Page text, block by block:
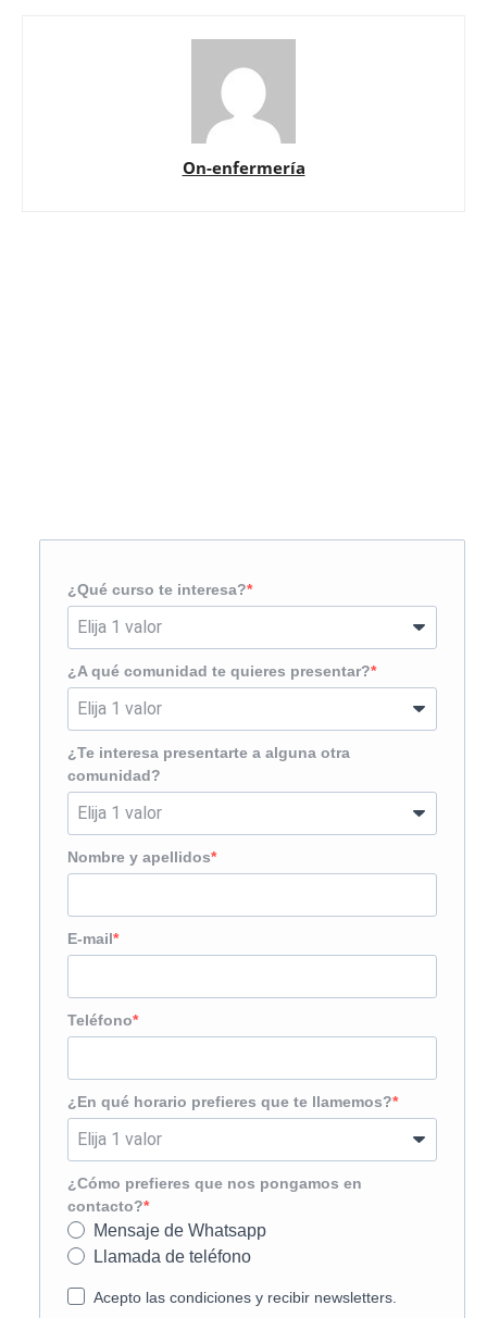
On-enfermería
¿Qué curso te interesa?
¿A qué comunidad te quieres presentar?
¿Te interesa presentarte a alguna otra
comunidad?
Nombre y apellidos
E-mail
Teléfono
¿En qué horario prefieres que te llamemos?
¿Cómo prefieres que nos pongamos en
contacto?
Mensaje de Whatsapp
Llamada de teléfono
Acepto las condiciones y recibir newsletters.